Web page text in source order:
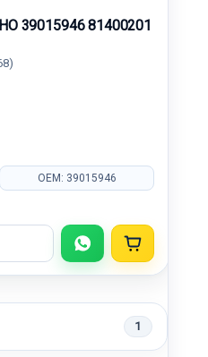
39015946 81400201
OEM: 39015946
1